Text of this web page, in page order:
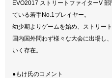
EVO2017 ストリートファイターV
ている若手No.1プレイヤー。
幼少期よりゲームを始め、ストリー
国内国外問わず様々な大会に出場し
いく存在。
●もけ氏のコメント